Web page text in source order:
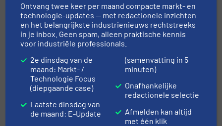
NIEUWS
TECHNIEK ZONES
Ontvang twee keer per maand compacte markt- en
technologie-updates — met redactionele inzichten
en het belangrijkste industrienieuws rechtstreeks
in je inbox. Geen spam, alleen praktische kennis
voor industriële professionals.
2e dinsdag van de
maand: Markt- /
Technologie Focus
(diepgaande case)
Laatste dinsdag van
de maand: E-Update
(samenvatting in 5
minuten)
Onafhankelijke
redactionele selectie
Afmelden kan altijd
met één klik